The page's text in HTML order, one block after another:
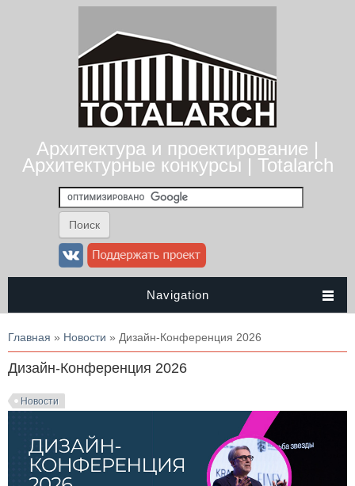
Архитектура и проектирование |
Архитектурные конкурсы | Totalarch
Navigation
Вы здесь
Главная » Новости » Дизайн-Конференция 2026
Дизайн-Конференция 2026
Новости